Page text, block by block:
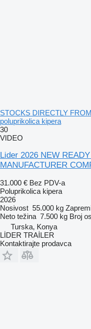
STOCKS DIRECTLY
poluprikolica kipera
30
VIDEO
Lider 2026 NEW
MANUFACTURER
31.000 € Bez PDV-a
Poluprikolica kipera
2026
Nosivost 55.000 kg
Neto težina 7.500 kg Broj
Turska, Konya
LİDER TRAİLER
Kontaktirajte prodavca